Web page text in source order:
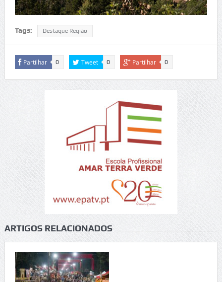
Tags: Destaque Região
Partilhar 0 Tweet 0 Partilhar 0
ARTIGOS RELACIONADOS